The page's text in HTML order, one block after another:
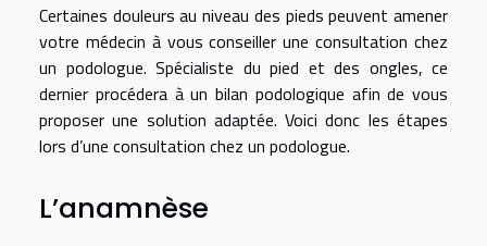
Certaines douleurs au niveau des pieds peuvent amener
votre médecin à vous conseiller une consultation chez
un podologue. Spécialiste du pied et des ongles, ce
dernier procédera à un bilan podologique afin de vous
proposer une solution adaptée. Voici donc les étapes
lors d’une consultation chez un podologue.
L’anamnèse